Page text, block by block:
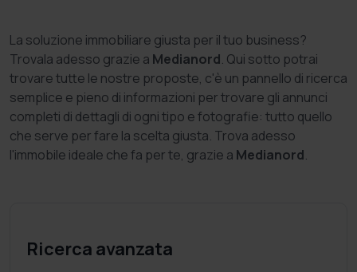
La soluzione immobiliare giusta per il tuo business?
Trovala adesso grazie a Medianord. Qui sotto potrai
trovare tutte le nostre proposte, c'è un pannello di ricerca
semplice e pieno di informazioni per trovare gli annunci
completi di dettagli di ogni tipo e fotografie: tutto quello
che serve per fare la scelta giusta. Trova adesso
l'immobile ideale che fa per te, grazie a Medianord.
Ricerca avanzata